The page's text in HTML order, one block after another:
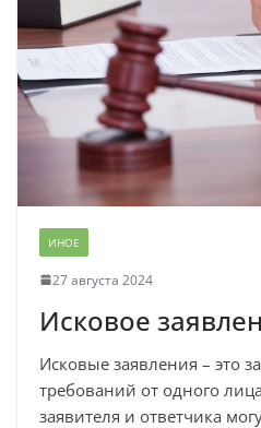
ИНОЕ
27 августа 2024
Исковое
Исковые заявления – это
требований от одного
заявителя и ответчика